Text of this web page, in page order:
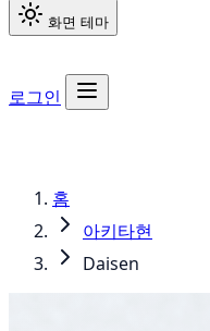
화면 테마
로그인
홈
아키타현
Daisen